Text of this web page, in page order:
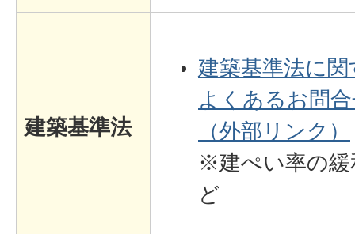
建築基準法
建築基準法に
よくあるお問
（外部リンク）
※建ぺい率の緩
ど